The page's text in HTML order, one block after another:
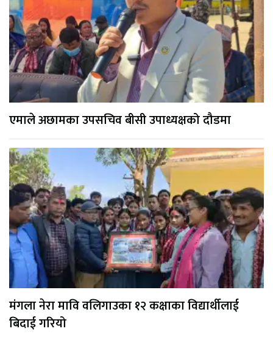
एमाले अछामका उपसचिव बीसी उपाध्यक्षको दौडमा
मंगला नेरा मावि वलिगाउका १२ कक्षाका विद्यार्थीलाई
बिदाई गरियो